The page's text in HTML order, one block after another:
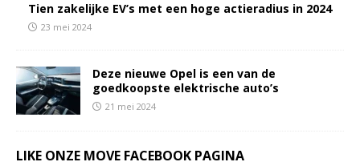
Tien zakelijke EV’s met een hoge actieradius in 2024
23 mei 2024
Deze nieuwe Opel is een van de
goedkoopste elektrische auto’s
21 mei 2024
LIKE ONZE MOVE FACEBOOK PAGINA